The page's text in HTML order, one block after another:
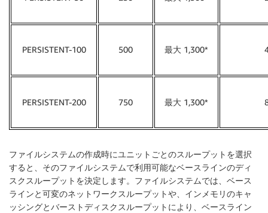
PERSISTENT-100 500 最大 1,300*
PERSISTENT-200 750 最大 1,300*
ファイルシステムの作成時にユニットごとのスループットを選択
すると、そのファイルシステムで利用可能なベースラインのディ
スクスループットを決定します。ファイルシステムでは、ベース
ラインと可変のネットワークスループットや、インメモリのキャ
ッシングとバーストディスクスループットにより、ベースライン